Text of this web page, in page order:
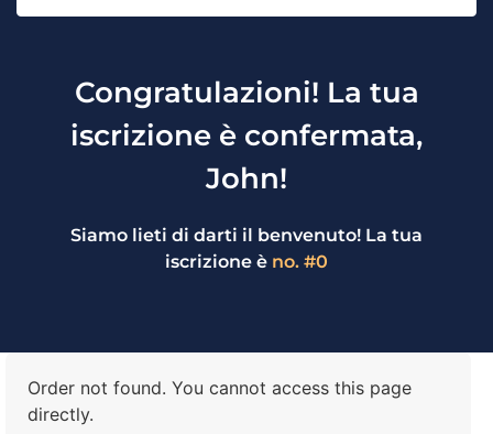
Congratulazioni! La tua
iscrizione è confermata,
John!
Siamo lieti di darti il benvenuto! La tua
iscrizione è no. #0
Order not found. You cannot access this page
directly.